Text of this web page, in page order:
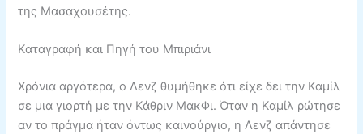
της Μασαχουσέτης.
Καταγραφή και Πηγή του Μπιριάνι
Χρόνια αργότερα, ο Λενζ θυμήθηκε ότι είχε δει την Καμίλ
σε μια γιορτή με την Κάθριν ΜακΦι. Όταν η Καμίλ ρώτησε
αν το πράγμα ήταν όντως καινούργιο, η Λενζ απάντησε